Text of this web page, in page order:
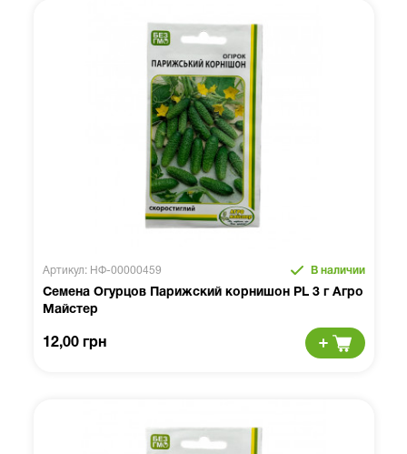
Артикул: НФ-00000459 В наличии
Семена Огурцов Парижский корнишон PL 3 г Агро
Майстер
12,00 грн